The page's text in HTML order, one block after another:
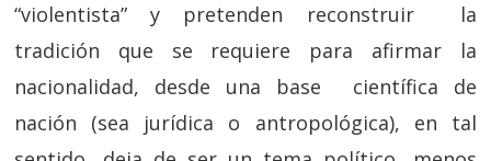
“violentista” y pretenden reconstruir la
tradición que se requiere para afirmar la
nacionalidad, desde una base científica de
nación (sea jurídica o antropológica), en tal